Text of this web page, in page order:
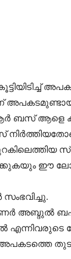
ബസ് ആളെ
ഈ
അബ്ദുല്‍